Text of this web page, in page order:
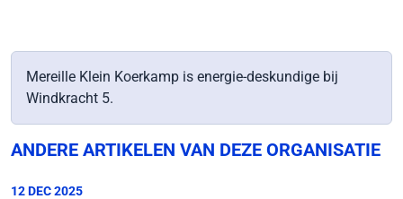
Mereille Klein Koerkamp is energie-deskundige bij
Windkracht 5.
ANDERE ARTIKELEN VAN DEZE ORGANISATIE
12 DEC 2025